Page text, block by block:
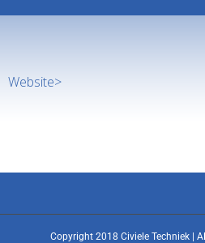
Website>
Copyright 2018 Civiele Techniek |